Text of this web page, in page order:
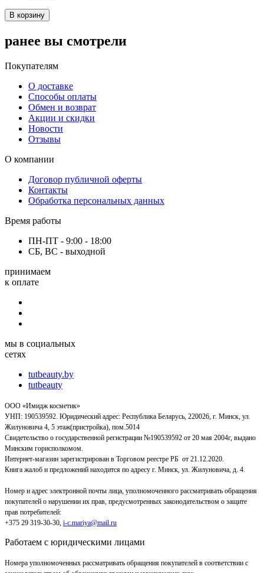
В корзину
ранее вы смотрели
Покупателям
О доставке
Способы оплаты
Обмен и возврат
Акции и скидки
Новости
Отзывы
О компании
Договор публичной оферты
Контакты
Обработка персональных данных
Время работы
ПН-ПТ - 9:00 - 18:00
СБ, ВС - выходной
принимаем
к оплате
мы в социальных
сетях
tutbeauty.by
tutbeauty
ООО «Имидж косметик»
УНП: 190539592. Юридический адрес: Республика Беларусь, 220026, г. Минск, ул.
Жилуновича 4, 5 этаж(пристройка), пом.5014
Свидетельство о государственной регистрации №190539592 от 20 мая 2004г, выдано
Минским горисполкомом.
Интернет-магазин зарегистрирован в Торговом реестре РБ от 21.12.2020.
Книга жалоб и предложений находится по адресу г. Минск, ул. Жилуновича, д. 4.
Номер и адрес электронной почты лица, уполномоченного рассматривать обращения
покупателей о нарушении их прав, предусмотренных законодательством о защите
прав потребителей:
+375 29 319-30-30, i-c.mariya@mail.ru
Работаем с юридическими лицами
Номера уполномоченных рассматривать обращения покупателей в соответствии с